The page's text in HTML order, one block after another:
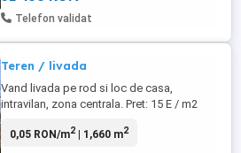
Telefon validat
Teren / livada
Vand livada pe rod si loc de casa,
intravilan, zona centrala. Pret: 15 E / m2
Prahova, la distanta de 8 km de orasul
0,05 RON/m2| 1,660 m2